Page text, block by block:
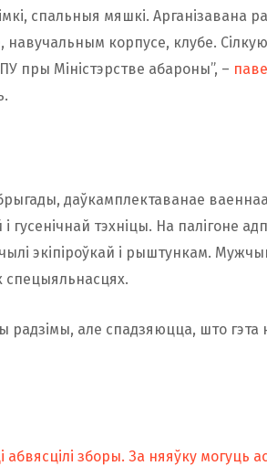
спальныя мяшкі. Арганізавана
корпусе, клубе.
пры Міністэрстве абароны”, –
даўкамплектаванае
тэхніцы. На палігоне
экіпіроўкай і рыштункам.
спецыяльнасцях.
але спадзяюцца, што гэта
абвясцілі зборы. За няяўку могуць